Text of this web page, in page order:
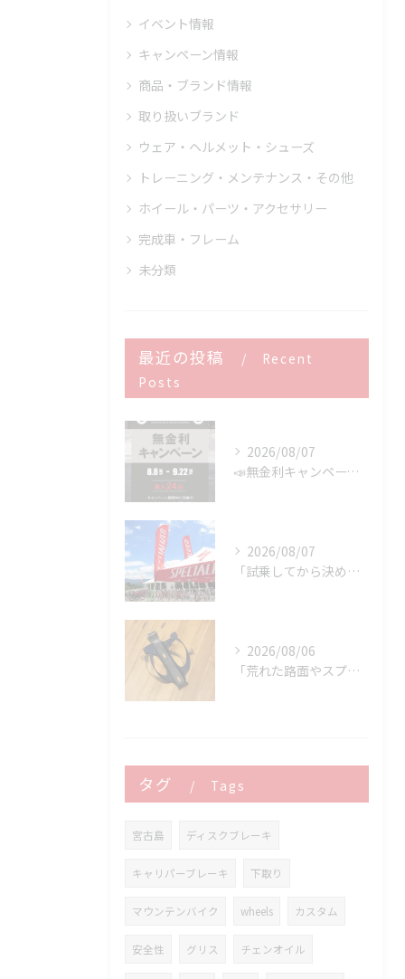
イベント情報
キャンペーン情報
商品・ブランド情報
取り扱いブランド
ウェア・ヘルメット・シューズ
トレーニング・メンテナンス・その他
ホイール・パーツ・アクセサリー
完成車・フレーム
未分類
最近の投稿
Recent
Posts
2026/08/07
📣無金利キャンペーン開催決定‼️
2026/08/07
「試乗してから決める。」 それがPOWER-KIDSの一番大切にしていることです。
2026/08/06
「荒れた路面やスプリントでボトルが飛んでヒヤッとしたこと、あ...
タグ Tags
宮古島 ディスクブレーキ
キャリパーブレーキ 下取り
マウンテンバイク wheels カスタム
安全性 グリス チェンオイル